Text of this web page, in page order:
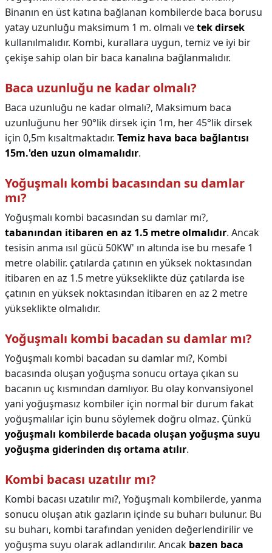
Binanın en üst katına bağlanan kombilerde baca borusu
yatay uzunluğu maksimum 1 m. olmalı vetek dirsek
kullanılmalıdır. Kombi, kurallara uygun, temiz ve iyi bir
çekişe sahip olan bir baca kanalına bağlanmalıdır.
Baca uzunluğu ne kadar olmalı?
Baca uzunluğu ne kadar olmalı?, Maksimum baca
uzunluğunu her 90°lik dirsek için 1m, her 45°lik dirsek
için 0,5m kısaltmaktadır. Temiz hava baca bağlantısı
15m.'den uzun olmamalıdır.
Yoğuşmalı kombi bacasından su damlar
mı?
Yoğuşmalı kombi bacasından su damlar mı?,
tabanından itibaren en az 1.5 metre olmalıdır. Ancak
tesisin anma ısıl gücü 50KW' ın altında ise bu mesafe 1
metre olabilir. çatılarda çatının en yüksek noktasından
itibaren en az 1.5 metre yükseklikte düz çatılarda ise
çatının en yüksek noktasından itibaren en az 2 metre
yükseklikte olmalıdır.
Yoğuşmalı kombi bacadan su damlar mı?
Yoğuşmalı kombi bacadan su damlar mı?, Kombi
bacasında oluşan yoğuşma sonucu ortaya çıkan su
bacanın uç kısmından damlıyor. Bu olay konvansiyonel
yani yoğuşmasız kombiler için normal bir durum fakat
yoğuşmalılar için bunu söylemek doğru olmaz. Çünkü
yoğuşmalı kombilerde bacada oluşan yoğuşma suyu
yoğuşma giderinden dış ortama atılır.
Kombi bacası uzatılır mı?
Kombi bacası uzatılır mı?, Yoğuşmalı kombilerde, yanma
sonucu oluşan atık gazların içinde su buharı bulunur. Bu
su buharı, kombi tarafından yeniden değerlendirilir ve
yoğuşma suyu olarak adlandırılır. Ancak bazen baca